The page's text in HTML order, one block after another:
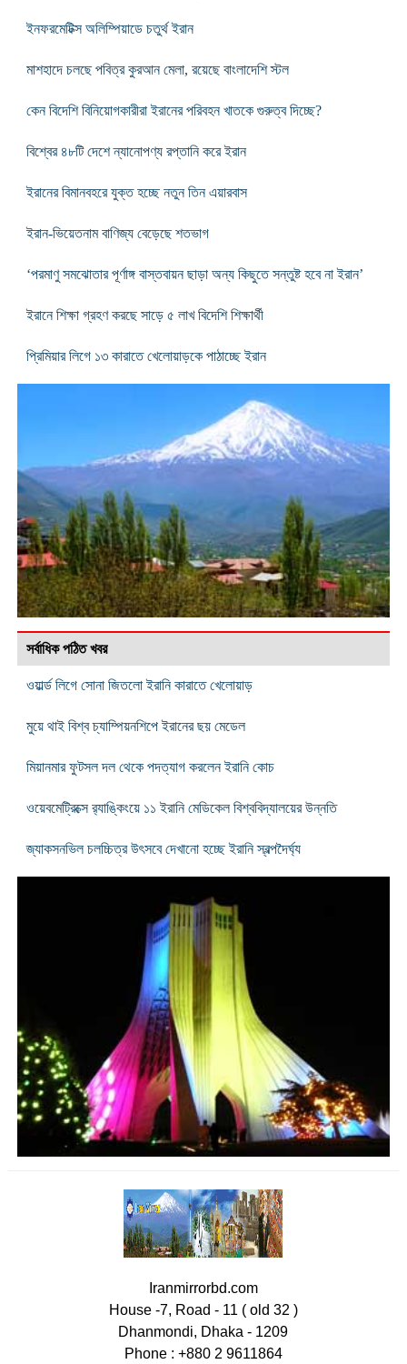
ইনফরমেটিক্স অলিম্পিয়াডে চতুর্থ ইরান
মাশহাদে চলছে পবিত্র কুরআন মেলা, রয়েছে বাংলাদেশি স্টল
কেন বিদেশি বিনিয়োগকারীরা ইরানের পরিবহন খাতকে গুরুত্ব দিচ্ছে?
বিশ্বের ৪৮টি দেশে ন্যানোপণ্য রপ্তানি করে ইরান
ইরানের বিমানবহরে যুক্ত হচ্ছে নতুন তিন এয়ারবাস
ইরান-ভিয়েতনাম বাণিজ্য বেড়েছে শতভাগ
‘পরমাণু সমঝোতার পূর্ণাঙ্গ বাস্তবায়ন ছাড়া অন্য কিছুতে সন্তুষ্ট হবে না ইরান’
ইরানে শিক্ষা গ্রহণ করছে সাড়ে ৫ লাখ বিদেশি শিক্ষার্থী
প্রিমিয়ার লিগে ১৩ কারাতে খেলোয়াড়কে পাঠাচ্ছে ইরান
সর্বাধিক পঠিত খবর
ওয়ার্ল্ড লিগে সোনা জিতলো ইরানি কারাতে খেলোয়াড়
মুয়ে থাই বিশ্ব চ্যাম্পিয়নশিপে ইরানের ছয় মেডেল
মিয়ানমার ফুটসল দল থেকে পদত্যাগ করলেন ইরানি কোচ
ওয়েবমেট্রিক্সে র‌্যাঙ্কিংয়ে ১১ ইরানি মেডিকেল বিশ্ববিদ্যালয়ের উন্নতি
জ্যাকসনভিল চলচ্চিত্র উৎসবে দেখানো হচ্ছে ইরানি স্বল্পদৈর্ঘ্য
Iranmirrorbd.com
House -7, Road - 11 ( old 32 )
Dhanmondi, Dhaka - 1209
Phone : +880 2 9611864